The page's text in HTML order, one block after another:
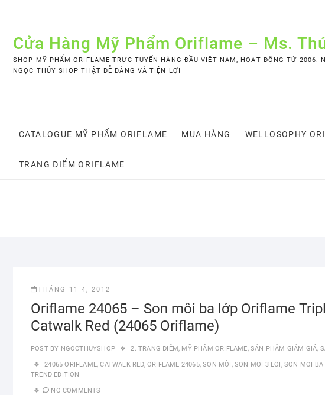
contentCửa Hàng Mỹ Phẩm Oriflame – Ms.
SHOP MỸ PHẨM ORIFLAME TRỰC TUYẾN HÀNG ĐẦU VIỆT NAM, HOẠT ĐỘNG TỪ
NGỌC THÚY SHOP THẬT DỄ DÀNG VÀ TIỆN LỢI
CATALOGUE MỸ PHẨM ORIFLAME MUA HÀNG WELLOSOPHY
TRANG ĐIỂM ORIFLAME
THÁNG 11 4, 2012
Oriflame 24065 – Son môi ba lớp Oriflame
Catwalk Red (24065 Oriflame)
POST BY NGOCTHUYSHOP 2. TRANG ĐIỂM, MỸ PHẨM ORIFLAME,SẢN PHẨM GIẢM GIÁ,
24065 ORIFLAME,CATWALK RED,ORIFLAME 24065,SON MÔI,SON MOI 3 LOI,SON MOI BA
TREND EDITION
NO COMMENTS